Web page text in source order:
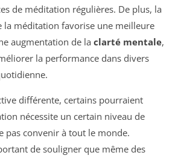
de méditation régulières. De plus, la
la méditation favorise une meilleure
augmentation de la clarté mentale,
la performance dans divers
différente, certains pourraient
nécessite un certain niveau de
pas convenir à tout le monde.
de souligner que même des